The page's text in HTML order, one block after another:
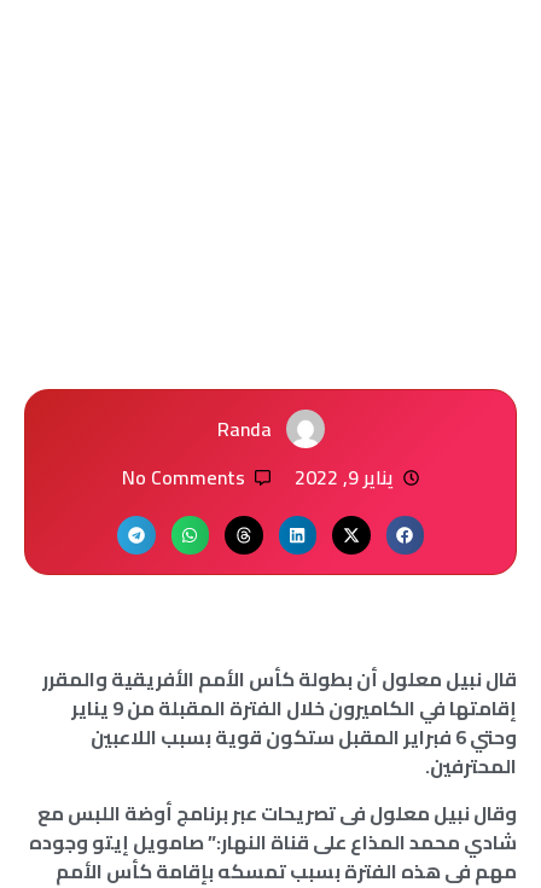
Randa
يناير 9, 2022
No Comments
قال نبيل معلول أن بطولة كأس الأمم الأفريقية والمقرر
إقامتها في الكاميرون خلال الفترة المقبلة من 9 يناير
وحتي 6 فبراير المقبل ستكون قوية بسبب اللاعبين
المحترفين.
وقال نبيل معلول فى تصريحات عبر برنامج أوضة اللبس مع
شادي محمد المذاع على قناة النهار:” صامويل إيتو وجوده
مهم فى هذه الفترة بسبب تمسكه بإقامة كأس الأمم